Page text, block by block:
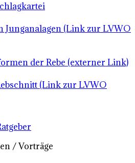
Junganalagen (Link zur LVWO
der Rebe (externer Link)
(Link zur LVWO
/ Vorträge